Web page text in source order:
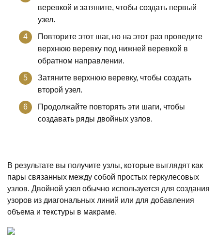
веревкой и затяните, чтобы создать первый
узел.
Повторите этот шаг, но на этот раз проведите
верхнюю веревку под нижней веревкой в
обратном направлении.
Затяните верхнюю веревку, чтобы создать
второй узел.
Продолжайте повторять эти шаги, чтобы
создавать ряды двойных узлов.
В результате вы получите узлы, которые выглядят как
пары связанных между собой простых геркулесовых
узлов. Двойной узел обычно используется для создания
узоров из диагональных линий или для добавления
объема и текстуры в макраме.